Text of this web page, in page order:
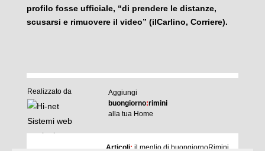
profilo fosse ufficiale, “di prendere le distanze,
scusarsi e rimuovere il video” (ilCarlino, Corriere).
Realizzato da
Aggiungi
buongiorno:rimini
alla tua Home
Articoli: il meglio di buongiornoRimini